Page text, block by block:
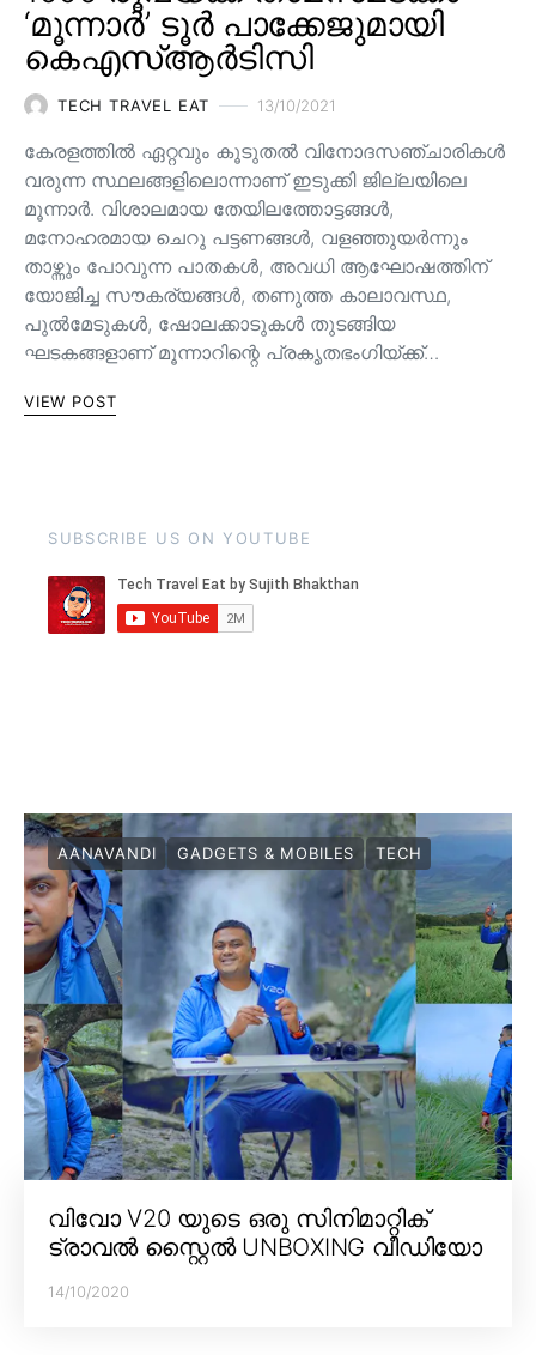
‘മൂന്നാർ’ ടൂർ പാക്കേജുമായി
കെഎസ്ആർടിസി
TECH TRAVEL EAT 13/10/2021
കേരളത്തിൽ ഏറ്റവും കൂടുതൽ വിനോദസഞ്ചാരികൾ
വരുന്ന സ്ഥലങ്ങളിലൊന്നാണ് ഇടുക്കി ജില്ലയിലെ
മൂന്നാർ. വിശാലമായ തേയിലത്തോട്ടങ്ങള്‍,
മനോഹരമായ ചെറു പട്ടണങ്ങള്‍, വളഞ്ഞുയര്‍ന്നും
താഴ്ന്നും പോവുന്ന പാതകള്‍, അവധി ആഘോഷത്തിന്
യോജിച്ച സൗകര്യങ്ങള്‍, തണുത്ത കാലാവസ്ഥ,
പുൽമേടുകൾ, ഷോലക്കാടുകൾ തുടങ്ങിയ
ഘടകങ്ങളാണ് മൂന്നാറിന്റെ പ്രകൃതഭംഗിയ്ക്ക്…
VIEW POST
SUBSCRIBE US ON YOUTUBE
AANAVANDI GADGETS & MOBILES TECH
വിവോ V20 യുടെ ഒരു സിനിമാറ്റിക്
ട്രാവൽ സ്റ്റൈൽ UNBOXING വീഡിയോ
14/10/2020